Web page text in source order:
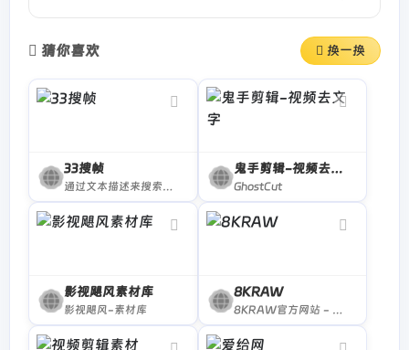
猜你喜欢 换一换
33搜帧
通过文本描述来搜索视频帧画面的工具，可以帮助视频创作者快速找到相关视频场景素材、录音自动生成视频和文本生成视频，提升工作效率，是视频自媒体的必备利器。
鬼手剪辑-视频去文字
GhostCut
影视飓风素材库
影视飓风-素材库
8KRAW
8KRAW官方网站 - 正版视频图片素材库